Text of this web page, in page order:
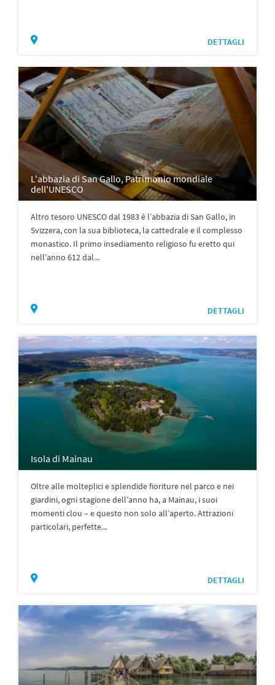
DETTAGLI
L'abbazia di San Gallo, Patrimonio mondiale
dell'UNESCO
Altro tesoro UNESCO dal 1983 è l’abbazia di San Gallo, in
Svizzera, con la sua biblioteca, la cattedrale e il complesso
monastico. Il primo insediamento religioso fu eretto qui
nell’anno 612 dal...
DETTAGLI
Isola di Mainau
Oltre alle molteplici e splendide fioriture nel parco e nei
giardini, ogni stagione dell’anno ha, a Mainau, i suoi
momenti clou – e questo non solo all’aperto. Attrazioni
particolari, perfette...
DETTAGLI